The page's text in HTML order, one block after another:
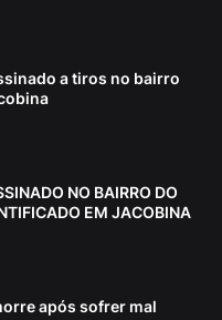
a tiros no bairro
NO BAIRRO DO
EM JACOBINA
após sofrer mal